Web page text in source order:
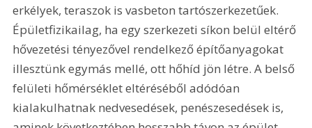
erkélyek, teraszok is vasbeton tartószerkezetűek.
Épületfizikailag, ha egy szerkezeti síkon belül eltérő
hővezetési tényezővel rendelkező építőanyagokat
illesztünk egymás mellé, ott hőhíd jön létre. A belső
felületi hőmérséklet eltéréséből adódóan
kialakulhatnak nedvesedések, penészesedések is,